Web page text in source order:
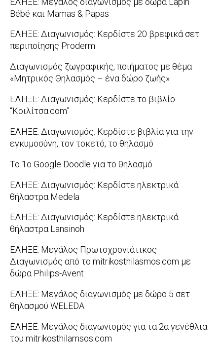
08-
Bébé και Mamas & Papas
06-
ΕΛΗΞΕ: Διαγωνισμός: Κερδίστε 20 βρεφικά σετ
περιποίησης Proderm
08-
Διαγωνισμός ζωγραφικής, ποιήματος με θέμα
«Μητρικός Θηλασμός – ένα δώρο ζωής»
10-
ΕΛΗΞΕ: Διαγωνισμός: Κερδίστε το βιβλίο
“Κοιλίτσα.com”
04-
ΕΛΗΞΕ: Διαγωνισμός: Κερδίστε βιβλία για την
εγκυμοσύνη, τον τοκετό, το θηλασμό
03-
15
Το 1ο Google Doodle για το θηλασμό
02-
ΕΛΗΞΕ: Διαγωνισμός: Κερδίστε ηλεκτρικά
θήλαστρα Medela
02-
ΕΛΗΞΕ: Διαγωνισμός: Κερδίστε ηλεκτρικά
θήλαστρα Lansinoh
01-
23
ΕΛΗΞΕ: Μεγάλος Πρωτοχρονιάτικος
Διαγωνισμός από το mitrikosthilasmos.com με
δώρα Philips-Avent
12-
ΕΛΗΞΕ: Μεγάλος διαγωνισμός με δώρο 5 σετ
θηλασμού WELEDA
11-
ΕΛΗΞΕ: Μεγάλος διαγωνισμός για τα 2α γενέθλια
του mitrikosthilamsos.com